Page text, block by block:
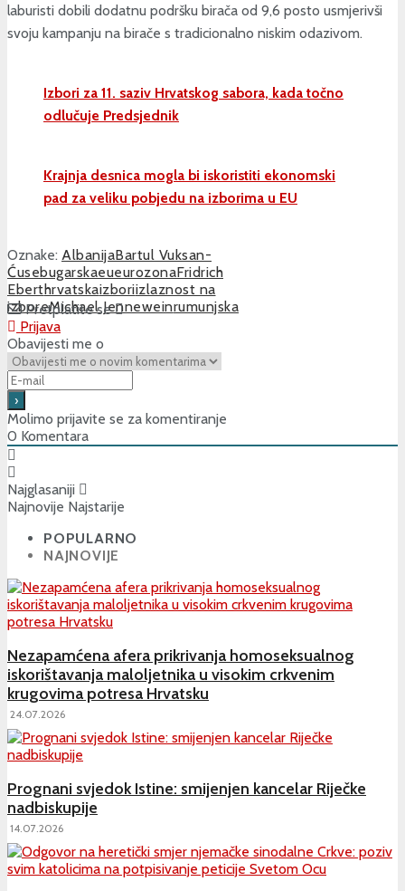
laburisti dobili dodatnu podršku birača od 9,6 posto usmjerivši
svoju kampanju na birače s tradicionalno niskim odazivom.
Izbori za 11. saziv Hrvatskog sabora, kada točno
odlučuje Predsjednik
Krajnja desnica mogla bi iskoristiti ekonomski
pad za veliku pobjedu na izborima u EU
Oznake: AlbanijaBartul Vuksan-
ĆusebugarskaeueurozonaFridrich
Eberthrvatskaizboriizlaznost na
izboreMichael Jenneweinrumunjska
Pretplatite se
Prijava
Obavijesti me o
Molimo prijavite se za komentiranje
0 Komentara
Najglasaniji
Najnovije Najstarije
POPULARNO
NAJNOVIJE
Nezapamćena afera prikrivanja homoseksualnog
iskorištavanja maloljetnika u visokim crkvenim
krugovima potresa Hrvatsku
24.07.2026
Prognani svjedok Istine: smijenjen kancelar Riječke
nadbiskupije
14.07.2026